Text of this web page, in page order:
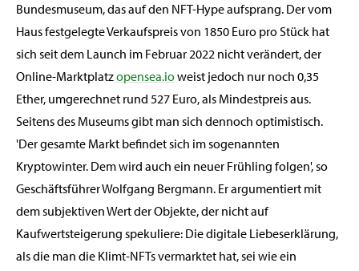
Bundesmuseum, das auf den NFT-Hype aufsprang. Der vom
Haus festgelegte Verkaufspreis von 1850 Euro pro Stück hat
sich seit dem Launch im Februar 2022 nicht verändert, der
Online-Marktplatzopensea.ioweist jedoch nur noch 0,35
Ether, umgerechnet rund 527 Euro, als Mindestpreis aus.
Seitens des Museums gibt man sich dennoch optimistisch.
'Der gesamte Markt befindet sich im sogenannten
Kryptowinter. Dem wird auch ein neuer Frühling folgen', so
Geschäftsführer Wolfgang Bergmann. Er argumentiert mit
dem subjektiven Wert der Objekte, der nicht auf
Kaufwertsteigerung spekuliere: Die digitale Liebeserklärung,
als die man die Klimt-NFTs vermarktet hat, sei wie ein